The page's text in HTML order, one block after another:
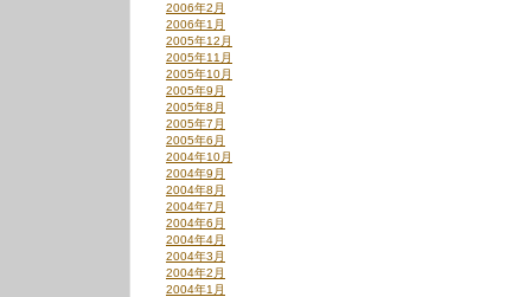
2006年2月
2006年1月
2005年12月
2005年11月
2005年10月
2005年9月
2005年8月
2005年7月
2005年6月
2004年10月
2004年9月
2004年8月
2004年7月
2004年6月
2004年4月
2004年3月
2004年2月
2004年1月